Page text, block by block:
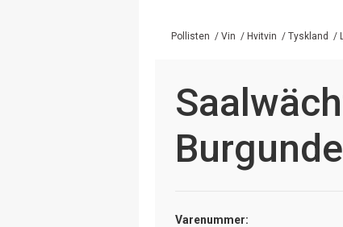
Pollisten / Vin / Hvitvin / Tyskland /
Varenummer: